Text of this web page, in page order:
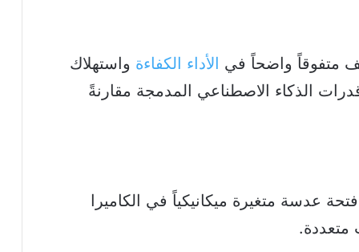
متفوقاً واضحاً في الأداء الكفاءة واستهلاك
الذكاء الاصطناعي المدمجة مقارنةً
عدسة متغيرة ميكانيكياً في الكاميرا
متعددة.